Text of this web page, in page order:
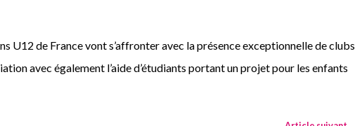
U12 de France vont s’affronter avec la présence exceptionnelle de clubs
avec également l’aide d’étudiants portant un projet pour les enfants